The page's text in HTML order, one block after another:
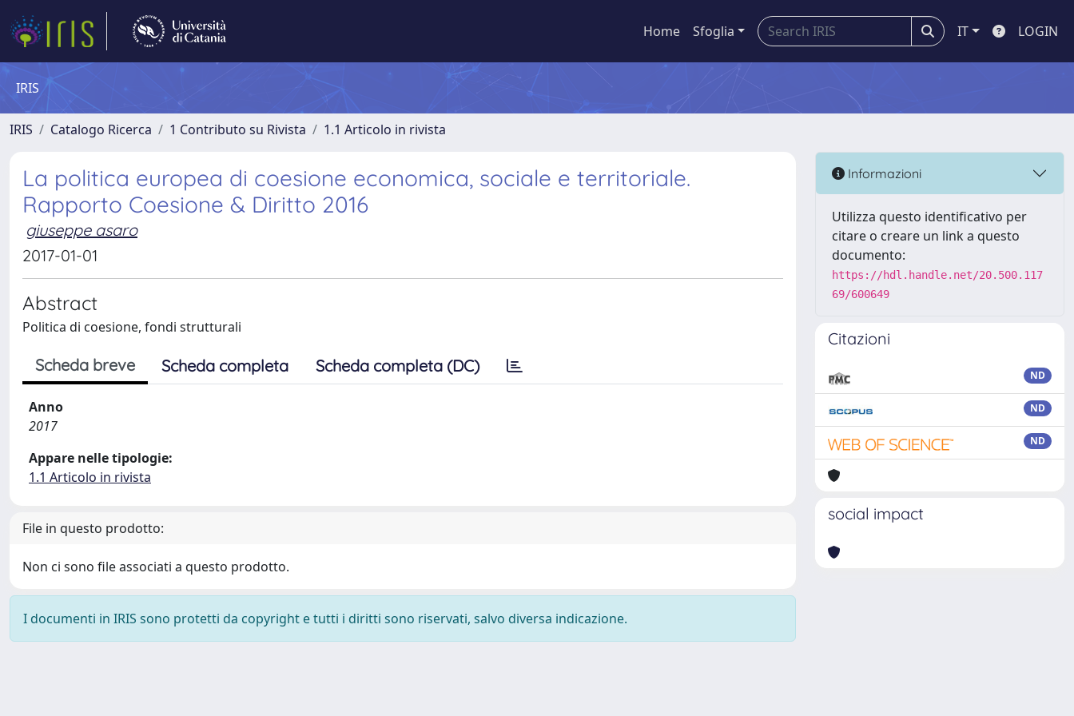
Home Sfoglia IT LOGIN
IRIS
IRIS Catalogo Ricerca 1 Contributo su Rivista 1.1 Articolo in rivista
La politica europea di coesione economica, sociale e territoriale.
Rapporto Coesione & Diritto 2016
giuseppe asaro
2017-01-01
Abstract
Politica di coesione, fondi strutturali
Scheda breve Scheda completa Scheda completa (DC)
Anno
2017
Appare nelle tipologie:
1.1 Articolo in rivista
File in questo prodotto:
Non ci sono file associati a questo prodotto.
I documenti in IRIS sono protetti da copyright e tutti i diritti sono riservati, salvo diversa indicazione.
Informazioni
Utilizza questo identificativo per
citare o creare un link a questo
documento:
https://hdl.handle.net/20.500.117
69/600649
Citazioni
ND
ND
ND
social impact